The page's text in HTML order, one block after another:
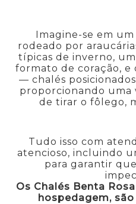
Imagine-se em
rodeado por
típicas de inverno,
formato de coração, e
— chalés
proporcionando uma
de tirar o fôlego,
Tudo isso com
atencioso, incluindo
para garantir
Os Chalés Benta
hospedagem,